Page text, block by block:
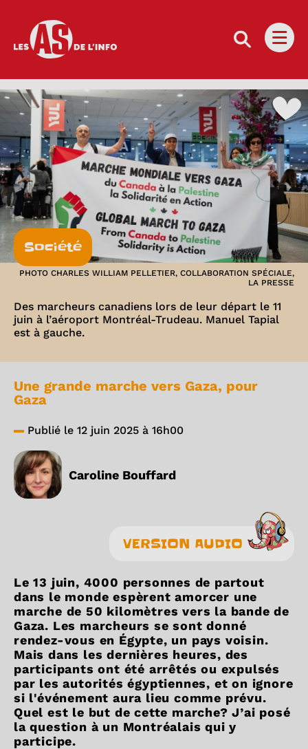
Les as de l'info
Société
PHOTO CHARLES WILLIAM PELLETIER, COLLABORATION SPÉCIALE,
LA PRESSE
Des marcheurs canadiens lors de leur départ le 11
juin à l’aéroport Montréal-Trudeau. Manuel Tapial
est à gauche.
Une grande marche vers Gaza, pour
Gaza
Publié le 12 juin 2025 à 16h00
Caroline Bouffard
VERSION AUDIO
Le 13 juin, 4000 personnes de partout
dans le monde espèrent amorcer une
marche de 50 kilomètres vers la bande de
Gaza. Les marcheurs se sont donné
rendez-vous en Égypte, un pays voisin.
Mais dans les dernières heures, des
participants ont été arrêtés ou expulsés
par les autorités égyptiennes, et on ignore
si l'événement aura lieu comme prévu.
Quel est le but de cette marche? J’ai posé
la question à un Montréalais qui y
participe.